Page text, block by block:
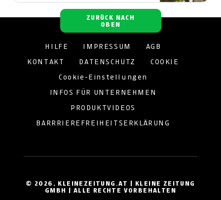
ZURÜCK NACH
OBEN
© 2026, KLEINEZEITUNG.AT | KLEINE ZEITUNG
GMBH | ALLE RECHTE VORBEHALTEN
HILFE IMPRESSUM AGB
KONTAKT DATENSCHUTZ COOKIE
Cookie-Einstellungen
INFOS FÜR UNTERNEHMEN
PRODUKTVIDEOS
BARRRIEREFREIHEITSERKLÄRUNG